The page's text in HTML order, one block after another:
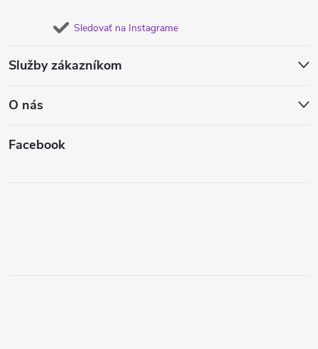
Sledovať na Instagrame
Služby zákazníkom
O nás
Facebook